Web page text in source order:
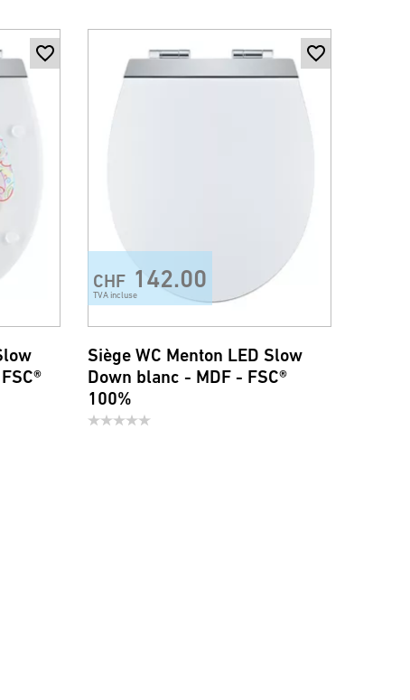
CHF 142.00
TVA incluse
Siège WC Menton LED Slow
Down blanc - MDF - FSC®
100%